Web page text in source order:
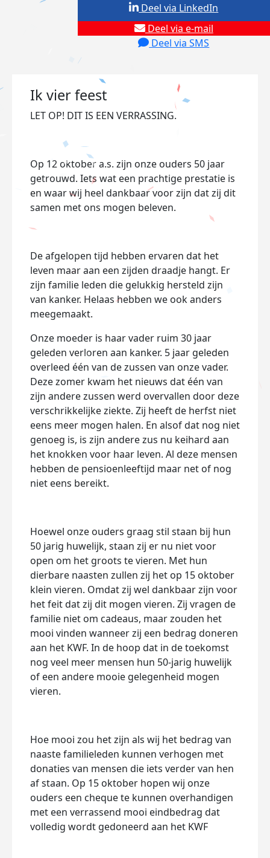
Deel via e-mail
Deel via SMS
Deel via LinkedIn
Ik vier feest
LET OP! DIT IS EEN VERRASSING.
Op 12 oktober a.s. zijn onze ouders 50 jaar
getrouwd. Iets wat een prachtige prestatie is
en waar wij heel dankbaar voor zijn dat zij dit
samen met ons mogen beleven.
De afgelopen tijd hebben ervaren dat het
leven maar aan een zijden draadje hangt. Er
zijn familie leden die gelukkig hersteld zijn
van kanker. Helaas hebben we ook anders
meegemaakt.
Onze moeder is haar vader ruim 30 jaar
geleden verloren aan kanker. 5 jaar geleden
overleed één van de zussen van onze vader.
Deze zomer kwam het nieuws dat één van
zijn andere zussen werd overvallen door deze
verschrikkelijke ziekte. Zij heeft de herfst niet
eens meer mogen halen. En alsof dat nog niet
genoeg is, is zijn andere zus nu keihard aan
het knokken voor haar leven. Al deze mensen
hebben de pensioenleeftijd maar net of nog
niet eens bereikt.
Hoewel onze ouders graag stil staan bij hun
50 jarig huwelijk, staan zij er nu niet voor
open om het groots te vieren. Met hun
dierbare naasten zullen zij het op 15 oktober
klein vieren. Omdat zij wel dankbaar zijn voor
het feit dat zij dit mogen vieren. Zij vragen de
familie niet om cadeaus, maar zouden het
mooi vinden wanneer zij een bedrag doneren
aan het KWF. In de hoop dat in de toekomst
nog veel meer mensen hun 50-jarig huwelijk
of een andere mooie gelegenheid mogen
vieren.
Hoe mooi zou het zijn als wij het bedrag van
naaste familieleden kunnen verhogen met
donaties van mensen die iets verder van hen
af staan. Op 15 oktober hopen wij onze
ouders een cheque te kunnen overhandigen
met een verrassend mooi eindbedrag dat
volledig wordt gedoneerd aan het KWF